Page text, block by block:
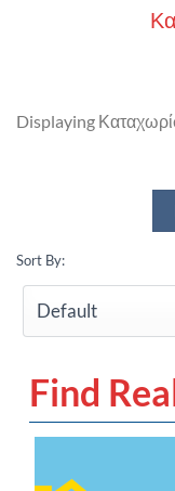
Displaying
Sort By:
Find